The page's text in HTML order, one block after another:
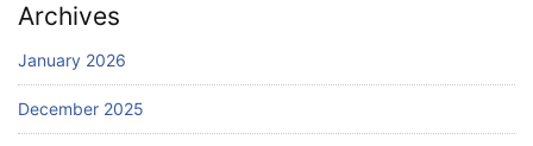
Archives
January 2026
December 2025